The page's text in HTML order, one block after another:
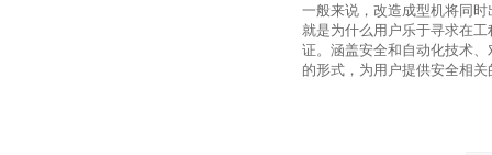
一般来说，改造成型机将同
就是为什么用户乐于寻求在
证。涵盖安全和自动化技术
的形式，为用户提供安全相